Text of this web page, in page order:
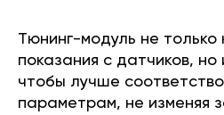
Тюнинг-модуль не только
показания с датчиков,
чтобы лучше
параметрам, не изменяя